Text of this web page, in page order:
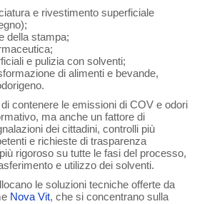
e rivestimento superficiale
della stampa;
e pulizia con solventi;
di alimenti e bevande,
contenere le emissioni di COV e odori
ma anche un fattore di
dei cittadini, controlli più
e richieste di trasparenza
rigoroso su tutte le fasi del processo,
e utilizzo dei solventi.
le soluzioni tecniche offerte da
Nova Vit, che si concentrano sulla